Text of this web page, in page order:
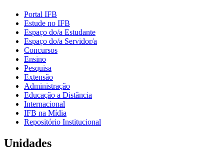
Portal IFB
Estude no IFB
Espaço do/a Estudante
Espaço do/a Servidor/a
Concursos
Ensino
Pesquisa
Extensão
Administração
Educação a Distância
Internacional
IFB na Mídia
Repositório Institucional
Unidades